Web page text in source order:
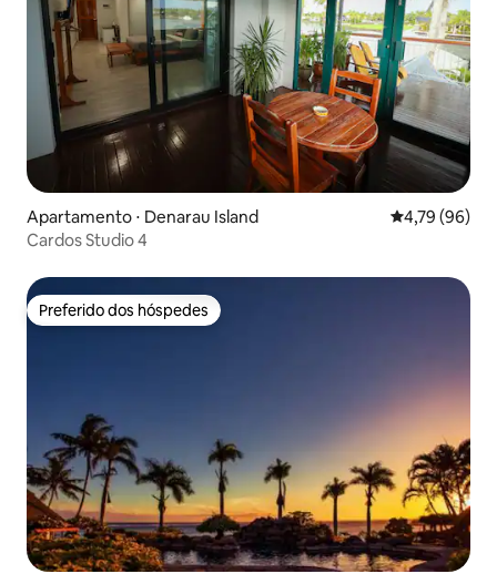
Apartamento ⋅ Denarau Island 4,79 de uma
4,79 (96)
Cardos Studio 4
Preferido dos hóspedes
Preferido dos hóspedes